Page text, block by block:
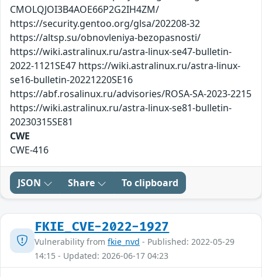
CMOLQJOI3B4AOE66P2G2IH4ZM/
https://security.gentoo.org/glsa/202208-32
https://altsp.su/obnovleniya-bezopasnosti/
https://wiki.astralinux.ru/astra-linux-se47-bulletin-
2022-1121SE47 https://wiki.astralinux.ru/astra-linux-
se16-bulletin-20221220SE16
https://abf.rosalinux.ru/advisories/ROSA-SA-2023-2215
https://wiki.astralinux.ru/astra-linux-se81-bulletin-
20230315SE81
CWE
CWE-416
JSON Share To clipboard
FKIE_CVE-2022-1927
Vulnerability from fkie_nvd - Published: 2022-05-29
14:15 - Updated: 2026-06-17 04:23